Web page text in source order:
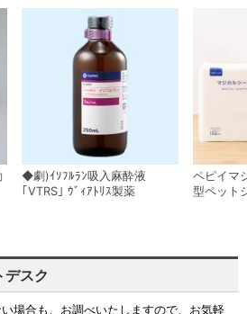
◆劇)ｲｿﾌﾙﾗﾝ吸入麻酔液
｢VTRS｣ ｳﾞｨｱﾄﾘｽ製薬
ペピイマ
型ペット
デスク
場合も、お調べいたしますので、お気軽